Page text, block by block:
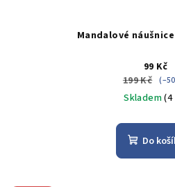
Mandalové
99 Kč
199 Kč
Skladem(4
Do